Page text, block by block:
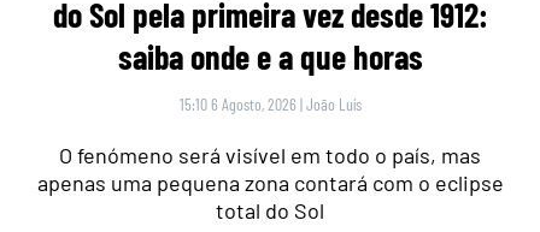
do Sol pela primeira vez desde 1912:
saiba onde e a que horas
15:10 6 Agosto, 2026 |João Luís
O fenómeno será visível em todo o país, mas
apenas uma pequena zona contará com o eclipse
total do Sol